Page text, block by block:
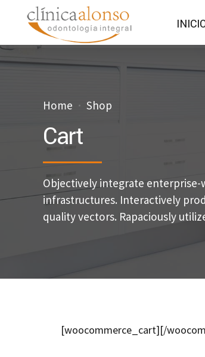
Home Shop
Cart
Objectively integrate
infrastructures. Interactively
quality vectors. Rapaciously
[woocommerce_cart][/